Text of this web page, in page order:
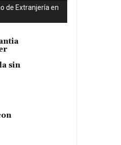
de Extranjería en
sin